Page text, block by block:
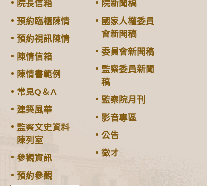
院長信箱
預約臨櫃陳情
預約視訊陳情
陳情信箱
陳情書範例
常見Q＆A
建築風華
監察文史資料
陳列室
參觀資訊
預約參觀
院新聞稿
國家人權委員
會新聞稿
委員會新聞稿
監察委員新聞
稿
監察院月刊
影音專區
公告
徵才